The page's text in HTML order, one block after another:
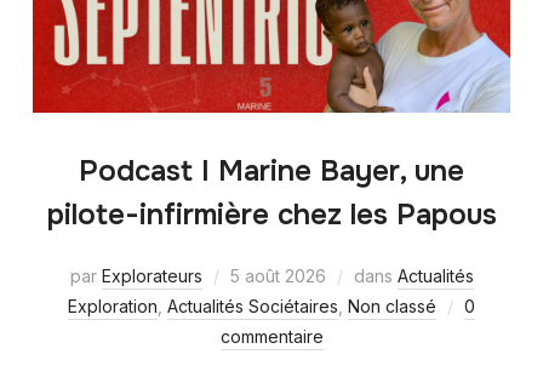
Podcast I Marine Bayer, une
pilote-infirmière chez les Papous
par Explorateurs 5 août 2026 dans Actualités
Exploration Actualités Sociétaires Non classé
0
commentaire